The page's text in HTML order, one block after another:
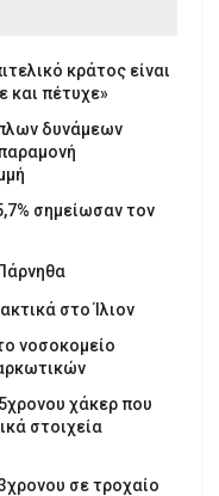
κράτος είναι
και πέτυχε»
δυνάμεων
σημείωσαν τον
στο Ίλιον
νοσοκομείο
χάκερ που
στοιχεία
σε τροχαίο